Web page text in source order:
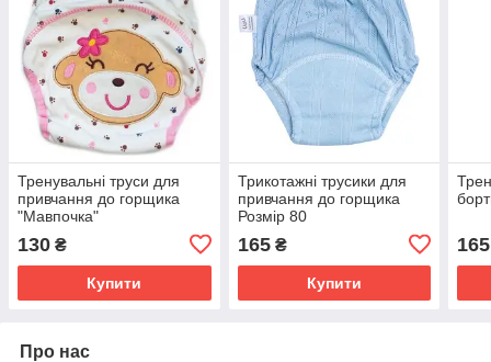
Тренувальні труси для
привчання до горщика
"Мавпочка"
130 ₴
Купити
Трикотажні трусики для
привчання до горщика
Розмір 80
165₴
Купити
165
Про нас